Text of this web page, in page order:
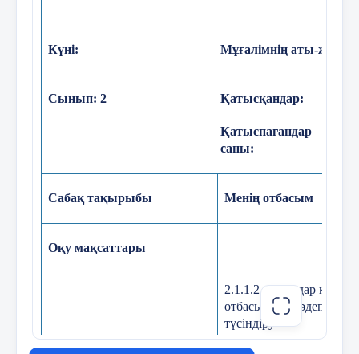
Гүл не үшін қажет? (Гүлді
Мереке дегеніміз не?
тыңдау, толықтыру).
Мұғалім:
Балалар, қандай
туған күн, наурыз, жаңа
Балалар шарларға мереке атын
Күні: Мұғалімнің аты-жөні:
Сынып: 2 Қатысқандар:
Қатыспағандар
саны:
Сабақ тақырыбы Менің отбасым
Оқу мақсаттары
2.1.1.2 мысалдар
отбасындағы әдеп
түсіндіру